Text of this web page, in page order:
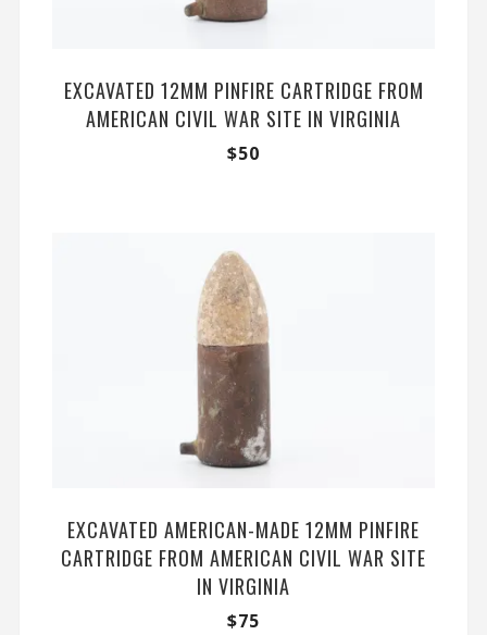
EXCAVATED 12MM PINFIRE CARTRIDGE FROM
AMERICAN CIVIL WAR SITE IN VIRGINIA
$50
EXCAVATED AMERICAN-MADE 12MM PINFIRE
CARTRIDGE FROM AMERICAN CIVIL WAR SITE
IN VIRGINIA
$75